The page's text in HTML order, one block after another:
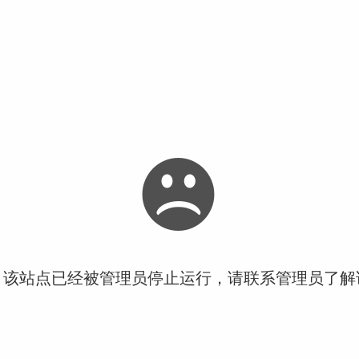
站点已经被管理员停止运行，请联系管理员了